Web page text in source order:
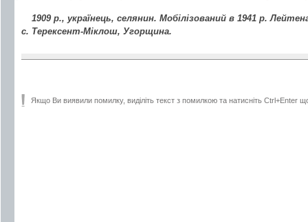
1909 р., українець, селянин. Мобілізований в 1941 р.
с. Терексент-Міклош, Угорщина.
Якщо Ви виявили помилку, виділіть текст з помилкою та натисніть Ctrl+Enter